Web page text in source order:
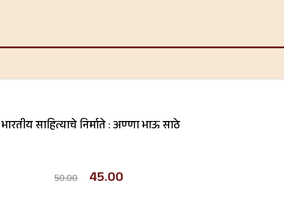
भारतीय साहित्याचे निर्माते : अण्णा भाऊ साठे
50.00 45.00